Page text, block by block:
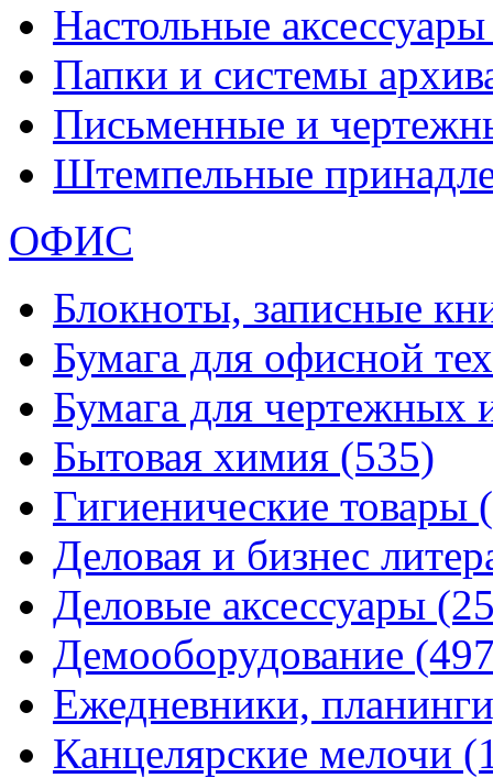
Настольные
Папки и системы
Письменные и
Штемпельные
ОФИС
Блокноты, записные
Бумага для офисной
Бумага для чертежных
Бытовая химия (535)
Гигиенические товары
Деловая и бизнес
Деловые аксессуары
Демооборудование
Ежедневники,
Канцелярские мелочи